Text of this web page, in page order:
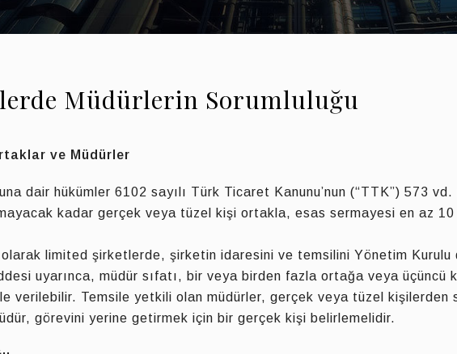
Müdürlerin Sorumluluğu
ve Müdürler
dair hükümler 6102 sayılı Türk Ticaret Kanunu’nun (“TTK”) 573
kadar gerçek veya tüzel kişi ortakla, esas sermayesi en az
limited şirketlerde, şirketin idaresini ve temsilini Yönetim Kurulu
uyarınca, müdür sıfatı, bir veya birden fazla ortağa veya üçüncü
verilebilir. Temsile yetkili olan müdürler, gerçek veya tüzel kişilerden
görevini yerine getirmek için bir gerçek kişi belirlemelidir.